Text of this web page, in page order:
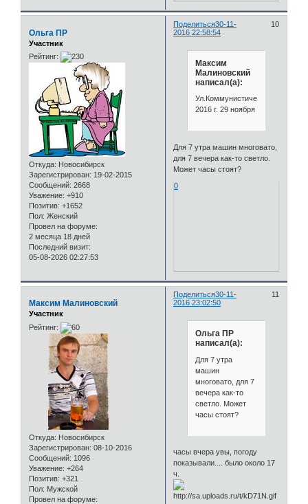
Поделиться 10
30-11-
2016 22:58:54
Ольга ПР
Участник
Рейтинг:
Откуда: Новосибирск
Зарегистрирован: 19-02-2015
Сообщений: 2668
Уважение: +910
Позитив: +1652
Пол: Женский
Провел на форуме:
2 месяца 18 дней
Последний визит:
05-08-2026 02:27:53
Максим
Малиновский
написал(а):
Ул.Коммунистическая.
2016 г. 29 ноября
Для 7 утра машин многовато,
для 7 вечера как-то светло.
Может часы стоят?
0
Поделиться 11
30-11-
2016 23:02:50
Максим Малиновский
Участник
Рейтинг:
Откуда: Новосибирск
Зарегистрирован: 08-10-2016
Сообщений: 1096
Уважение: +264
Позитив: +321
Пол: Мужской
Провел на форуме:
Ольга ПР
написал(а):
Для 7 утра
машин
многовато, для 7
вечера как-то
светло. Может
часы стоят?
часы вчера увы, погоду
показывали.... было около 17
ч.